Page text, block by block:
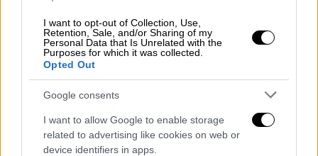
I want to opt-out of Collection, Use,
Retention, Sale, and/or Sharing of my
Personal Data that Is Unrelated with the
Purposes for which it was collected.
Opted Out
Google consents
I want to allow Google to enable storage
related to advertising like cookies on web or
device identifiers in apps.
Κατηγορείται για τοβαρύ κακούργημα
ανθρωποκτονίας με δόλο σε ήρεμη ψυχική
κατάσταση σε βάρος μέλους της
οικογένειας. Αξίζει να σημειωθεί ότι ο
κατηγορούμενος απολογήθηκε με δικηγόρο
που του διόρισε η ανακρίτρια, καθώς αρχικά
δεν είχε.